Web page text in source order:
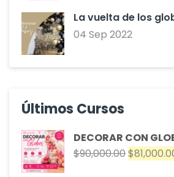
La vuelta de los
04 Sep 2022
Últimos Cursos
DECORAR CON
$90,000.00El
$